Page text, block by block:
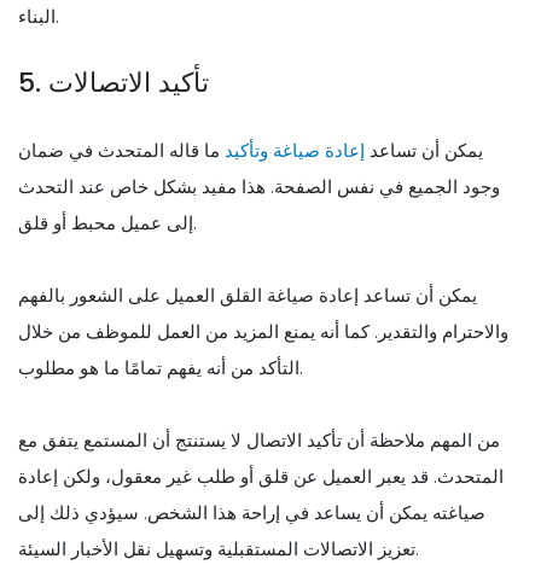
البناء.
5. تأكيد الاتصالات
يمكن أن تساعد إعادة صياغة وتأكيد ما قاله المتحدث في ضمان
وجود الجميع في نفس الصفحة. هذا مفيد بشكل خاص عند التحدث
إلى عميل محبط أو قلق.
يمكن أن تساعد إعادة صياغة القلق العميل على الشعور بالفهم
والاحترام والتقدير. كما أنه يمنع المزيد من العمل للموظف من خلال
التأكد من أنه يفهم تمامًا ما هو مطلوب.
من المهم ملاحظة أن تأكيد الاتصال لا يستنتج أن المستمع يتفق مع
المتحدث. قد يعبر العميل عن قلق أو طلب غير معقول، ولكن إعادة
صياغته يمكن أن يساعد في إراحة هذا الشخص. سيؤدي ذلك إلى
تعزيز الاتصالات المستقبلية وتسهيل نقل الأخبار السيئة.